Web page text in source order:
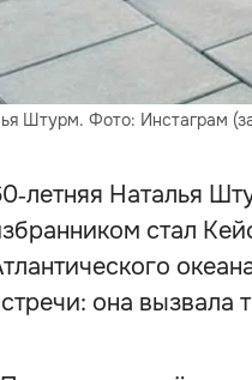
Штурм. Фото: Инстаграм
Наталья
стал
она вызвала